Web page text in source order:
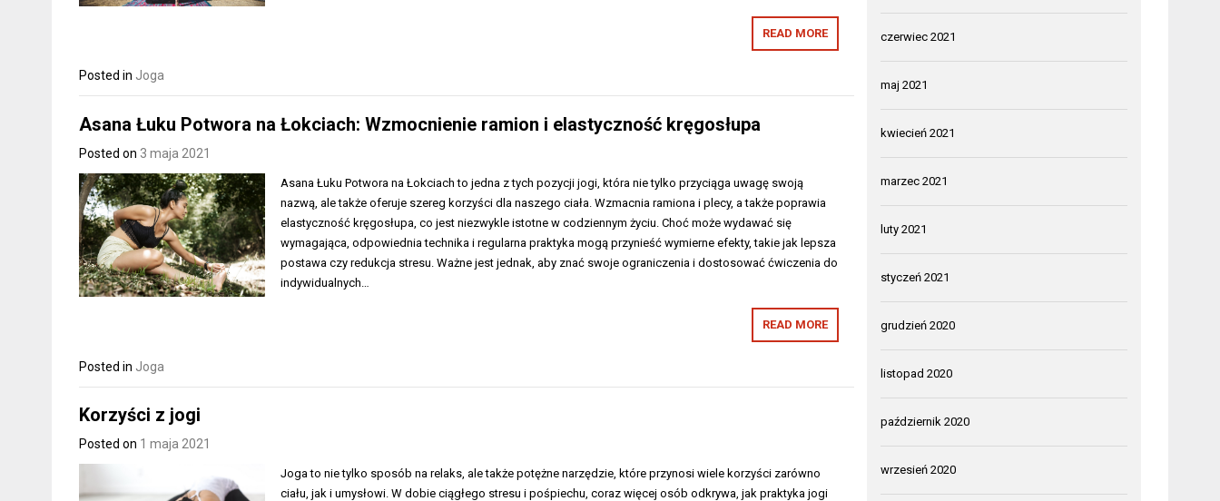
READ MORE
Posted in Joga
Asana Łuku Potwora na Łokciach: Wzmocnienie ramion i elastyczność kręgosłupa
Posted on 3 maja 2021
Asana Łuku Potwora na Łokciach to jedna z tych pozycji jogi, która nie tylko przyciąga uwagę swoją
nazwą, ale także oferuje szereg korzyści dla naszego ciała. Wzmacnia ramiona i plecy, a także poprawia
elastyczność kręgosłupa, co jest niezwykle istotne w codziennym życiu. Choć może wydawać się
wymagająca, odpowiednia technika i regularna praktyka mogą przynieść wymierne efekty, takie jak lepsza
postawa czy redukcja stresu. Ważne jest jednak, aby znać swoje ograniczenia i dostosować ćwiczenia do
indywidualnych…
READ MORE
Posted in Joga
Korzyści z jogi
Posted on 1 maja 2021
Joga to nie tylko sposób na relaks, ale także potężne narzędzie, które przynosi wiele korzyści zarówno
ciału, jak i umysłowi. W dobie ciągłego stresu i pośpiechu, coraz więcej osób odkrywa, jak praktyka jogi
czerwiec 2021
maj 2021
kwiecień 2021
marzec 2021
luty 2021
styczeń 2021
grudzień 2020
listopad 2020
październik 2020
wrzesień 2020